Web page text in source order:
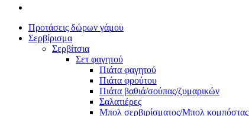
Προτάσεις δώρων γάμου
Σερβίρισμα
Σερβίτσια
Σετ φαγητού
Πιάτα φαγητού
Πιάτα φρούτου
Πιάτα βαθιά/σούπας/ζυμαρικών
Σαλατιέρες
Μπολ σερβιρίσματος/Μπολ κομπόστας